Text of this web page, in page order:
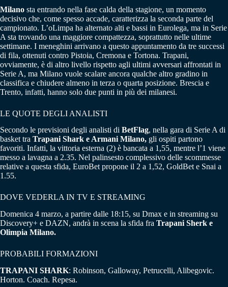
Milano sta entrando nella fase calda della stagione, un momento
decisivo che, come spesso accade, caratterizza la seconda parte del
campionato. L’oLimpa ha alternato alti e bassi in Eurolega, ma in Serie
A sta trovando una maggiore compattezza, soprattutto nelle ultime
settimane. I meneghini arrivano a questo appuntamento da tre successi
di fila, ottenuti contro Pistoia, Cremona e Tortona. Trapani,
ovviamente, è di altro livello rispetto agli ultimi avversari affrontati in
Serie A, ma Milano vuole scalare ancora qualche altro gradino in
classifica e chiudere almeno in terza o quarta posizione. Brescia e
Trento, infatti, hanno solo due punti in più dei milanesi.
LE QUOTE DEGLI ANALISTI
Secondo le previsioni degli analisti di BetFlag, nella gara di Serie A di
basket tra Trapani Shark e Armani Milano, gli ospiti partono
favoriti. Infatti, la vittoria esterna (2) è bancata a 1,55, mentre l’1 viene
messo a lavagna a 2.35. Nel palinsesto complessivo delle scommesse
relative a questa sfida, EuroBet propone il 2 a 1,52, GoldBet e Snai a
1.55.
DOVE VEDERLA IN TV E STREAMING
Domenica 4 marzo, a partire dalle 18:15, su Dmax e in streaming su
Discovery+ e DAZN, andrà in scena la sfida fra Trapani Sherk e
Olimpia Milano.
PROBABILI FORMAZIONI
TRAPANI SHARK: Robinson, Galloway, Petrucelli, Alibegovic.
Horton. Coach. Repesa.